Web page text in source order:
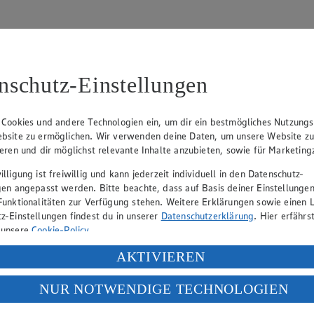
Fickert (Vorstandsmitglied), Jürgen Mäder
gewährt Ihnen jedoch das Recht, den auf dieser Website
und Vervielfältigung von Bildmaterial oder Grafiken aus
verantwortlich. Firma und Anschriften unserer
hin, dass wir nicht an einem Streitbeilegungsverfahren vor einer
Einstellungen
und andere Technologien ein, um dir ein bestmögliches
zu ermöglichen. Wir verwenden deine Daten, um unsere Website zu
und dir möglichst relevante Inhalte anzubieten, sowie für
ist freiwillig und kann jederzeit individuell in den Datenschutz-
angepasst werden. Bitte beachte, dass auf Basis deiner
zur Verfügung stehen. Weitere Erklärungen sowie einen
Einstellungen findest du in unserer Datenschutzerklärung. Hier
Cookie-Policy.
deiner personenbezogenen Daten in den USA durch Facebook und
„Aktivieren“ klickst, willigst du im Sinne des Art. 49 Abs. 1 Satz 1 lit.
Daten in den USA verarbeitet werden. Der EuGH sieht die USA als
europäischen Standards nicht angemessenen Datenschutzniveau an. Es
AKTIVIEREN
NUR NOTWENDIGE TECHNOLOGIEN